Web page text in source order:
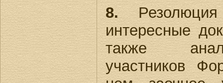
8.Резолюция
интересные
также
участников